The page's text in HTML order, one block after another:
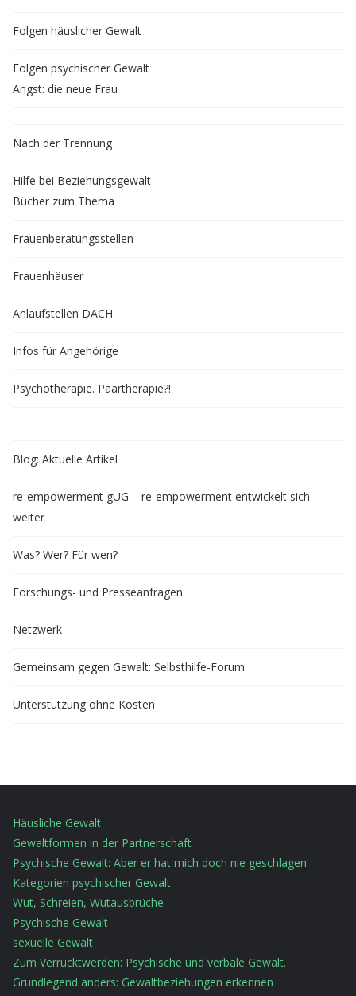
Folgen häuslicher Gewalt
Folgen psychischer Gewalt
Angst: die neue Frau
Nach der Trennung
Hilfe bei Beziehungsgewalt
Bücher zum Thema
Frauenberatungsstellen
Frauenhäuser
Anlaufstellen DACH
Infos für Angehörige
Psychotherapie. Paartherapie?!
Blog: Aktuelle Artikel
re-empowerment gUG – re-empowerment entwickelt sich
weiter
Was? Wer? Für wen?
Forschungs- und Presseanfragen
Netzwerk
Gemeinsam gegen Gewalt: Selbsthilfe-Forum
Unterstützung ohne Kosten
Häusliche Gewalt
Gewaltformen in der Partnerschaft
Psychische Gewalt: Aber er hat mich doch nie geschlagen
Kategorien psychischer Gewalt
Wut, Schreien, Wutausbrüche
Psychische Gewalt
sexuelle Gewalt
Zum Verrücktwerden: Psychische und verbale Gewalt.
Grundlegend anders: Gewaltbeziehungen erkennen